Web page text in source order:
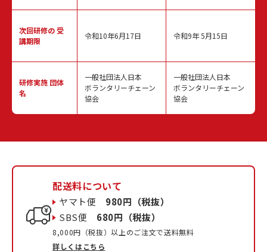
次回研修の受
講期限
研修実施 団体
名
令和10年6月17日
一般社団法人日本
ボランタリーチェーン
協会
令和9年 5月15日
一般社団法人日本
ボランタリーチェーン
協会
配送料について
ヤマト便 980円（税抜）
SBS便 680円（税抜）
8,000円（税抜）以上のご注文で送料無料
詳しくはこちら